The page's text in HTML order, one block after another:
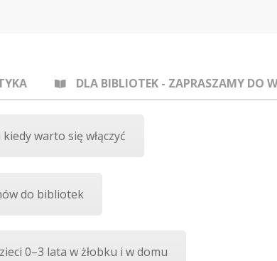
DLA BIBLIOTEK - ZAPRASZAMY DO
warto się włączyć
do bibliotek
0–3 lata w żłobku i w domu